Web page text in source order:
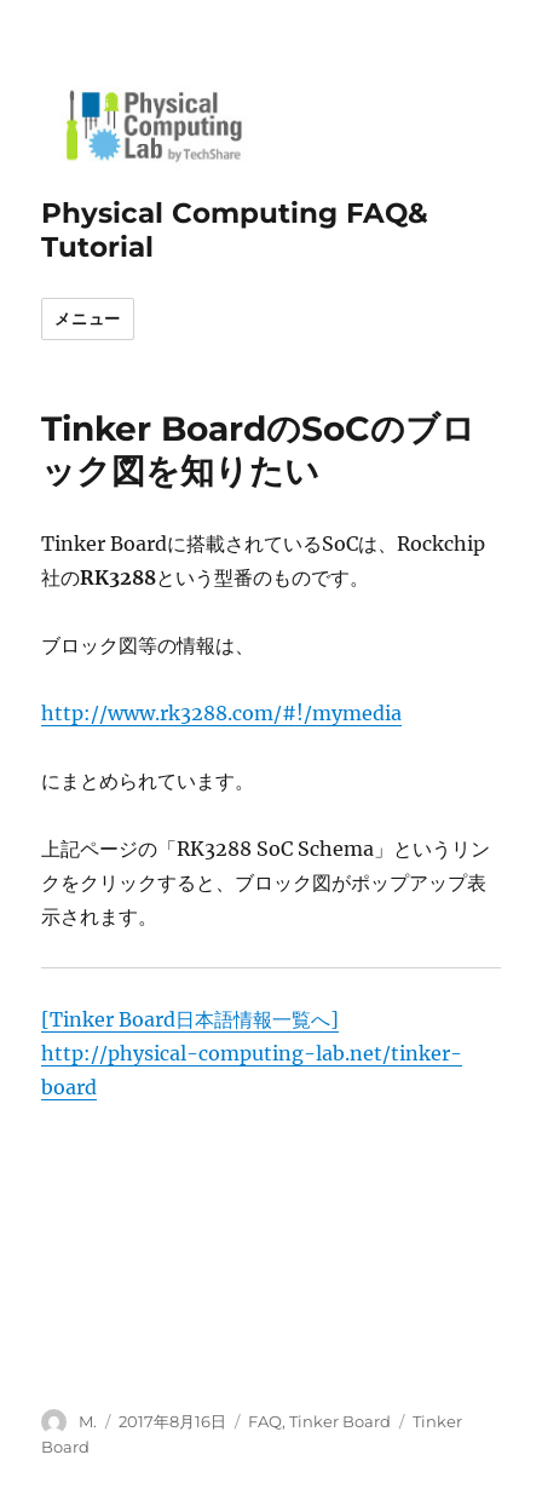
Physical Computing FAQ&
Tutorial
メニュー
Tinker BoardのSoCのブロ
ック図を知りたい
Tinker Boardに搭載されているSoCは、Rockchip
社のRK3288という型番のものです。
ブロック図等の情報は、
http://www.rk3288.com/#!/mymedia
にまとめられています。
上記ページの「RK3288 SoC Schema」というリン
クをクリックすると、ブロック図がポップアップ表
示されます。
[Tinker Board日本語情報一覧へ]
http://physical-computing-lab.net/tinker-
board
投
稿
M.
投
2017年8月16日
カ
FAQ,Tinker Board
タ
Tinker
Board